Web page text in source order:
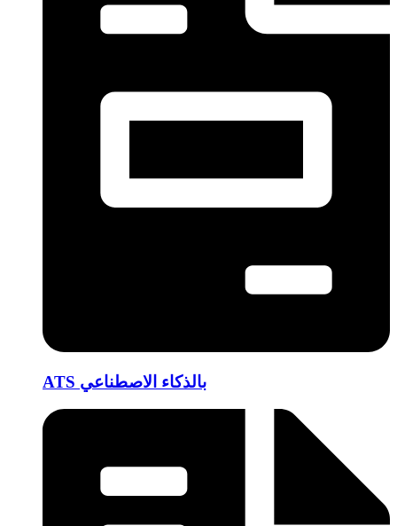
ATS بالذكاء الاصطناعي